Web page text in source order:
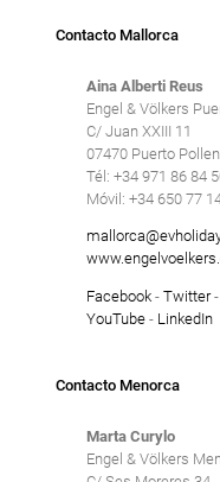
Contacto Mallorca
Aina Alberti Reus
Engel & Völkers
C/ Juan XXIII 11
07470 Puerto
Tél: +34 971 86 84
Móvil: +34 650 77
Facebook- Twitter-
YouTube- LinkedIn
Contacto Menorca
Marta Curylo
Engel & Völkers